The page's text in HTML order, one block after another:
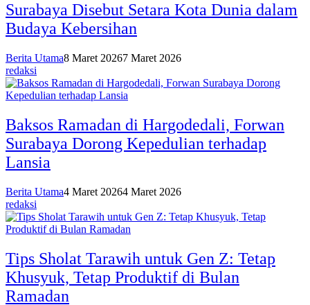
Surabaya Disebut Setara Kota Dunia dalam
Budaya Kebersihan
Berita Utama8 Maret 20267 Maret 2026
redaksi
Baksos Ramadan di Hargodedali, Forwan
Surabaya Dorong Kepedulian terhadap
Lansia
Berita Utama4 Maret 20264 Maret 2026
redaksi
Tips Sholat Tarawih untuk Gen Z: Tetap
Khusyuk, Tetap Produktif di Bulan
Ramadan